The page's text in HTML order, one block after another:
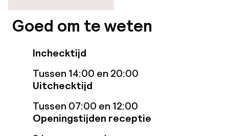
Zwemmen & wellness
Ligstoelen
Parasols
Solarium
Fitnessruimte / gym
Goed om te weten
Inchecktijd
Tussen 14:00 en 20:00
Uitchecktijd
Tussen 07:00 en 12:00
Openingstijden receptie